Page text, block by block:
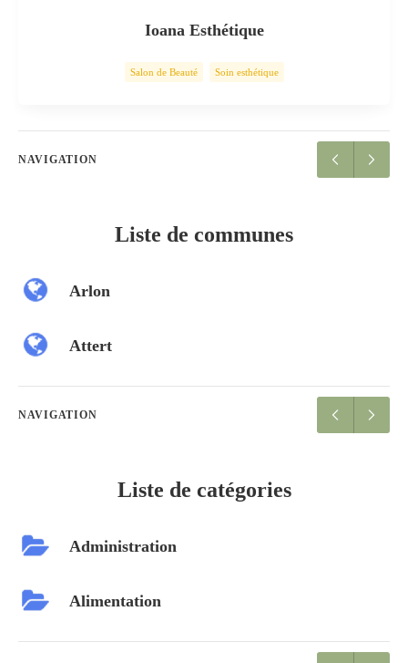
Ioana Esthétique
Salon de Beauté Soin esthétique
NAVIGATION
Liste de communes
Arlon
Attert
NAVIGATION
Liste de catégories
Administration
Alimentation